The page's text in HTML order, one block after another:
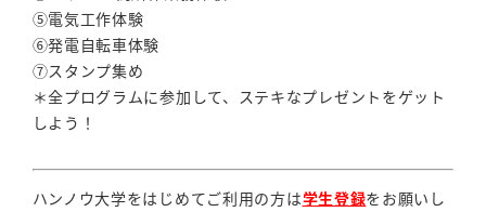
⑤電気工作体験
⑥発電自転車体験
⑦スタンプ集め
＊全プログラムに参加して、ステキなプレゼントをゲット
しよう！
ハンノウ大学をはじめてご利用の方は学生登録をお願いし